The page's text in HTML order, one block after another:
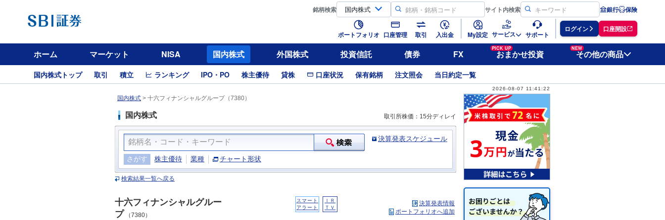
銘柄検索 サイト内検索 銀行 保険
ポートフォリオ 口座管理 取引 入出金 My設定 サービス サポート
ログイン 口座開設
ホーム マーケット NISA 国内株式 外国株式 投資信託 債券 FX
PICK UP
おまかせ投資
NEW
その他の商品
国内株式トップ 取引 積立 ランキング IPO・PO 株主優待 貸株 口座状況 保有銘柄 注文照会 当日約定一覧
2026-08-07 11:41:22
国内株式 > 十六フィナンシャルグループ（7380）
国内株式 取引所株価：15分ディレイ
決算発表スケジュール
さがす 株主優待 業種 チャート形状
検索結果一覧へ戻る
十六フィナンシャルグルー
プ （7380）
スマート
アラート
ＩＲ
ＴＶ
決算発表情報
ポートフォリオへ追加